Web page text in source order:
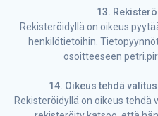
13.
Rekisteröidyllä on oikeus
henkilötietoihin.
osoitteeseen
14. Oikeus tehdä
Rekisteröidyllä on oikeus tehdä